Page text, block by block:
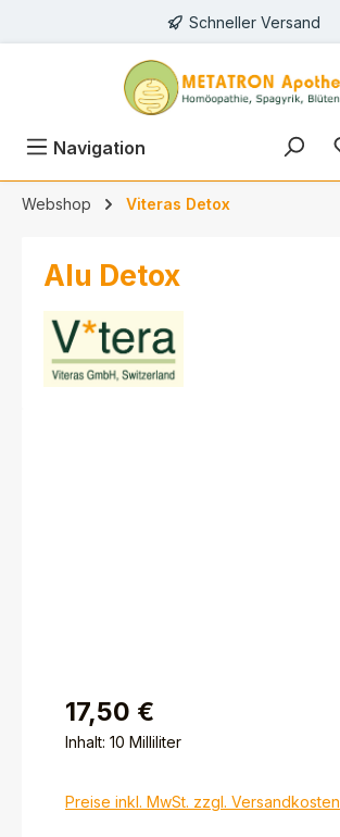
Schneller Versand
Navigation
Webshop Viteras Detox
Alu Detox
17,50 €
Inhalt: 10 Milliliter
Preise inkl. MwSt. zzgl. Versandkosten